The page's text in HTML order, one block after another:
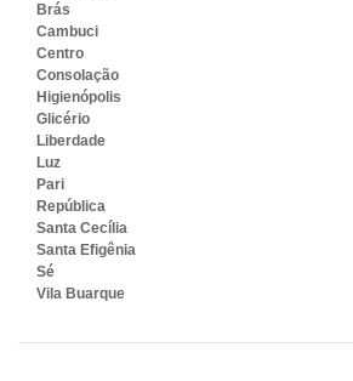
Brás
Cambuci
Centro
Consolação
Higienópolis
Glicério
Liberdade
Luz
Pari
República
Santa Cecília
Santa Efigênia
Sé
Vila Buarque